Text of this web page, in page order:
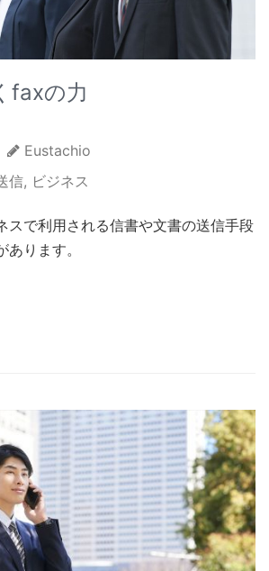
faxの力
Eustachio
信, ビジネス
スで利用される信書や文書の送信手段
ります。